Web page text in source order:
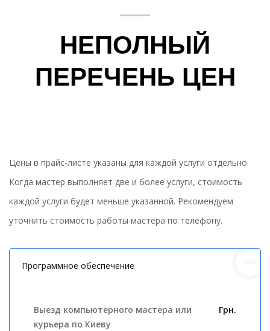
НЕПОЛНЫЙ
ПЕРЕЧЕНЬ ЦЕН
Цены в прайс-листе указаны для каждой услуги отдельно.
Когда мастер выполняет две и более услуги, стоимость
каждой услуги будет меньше указанной. Рекомендуем
уточнить стоимость работы мастера по телефону.
Программное обеспечение
Выезд компьютерного мастера или
курьера по Киеву
Грн.